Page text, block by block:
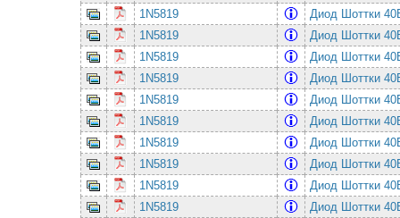
1N5819
Диод Шоттки
1N5819
Диод Шоттки
1N5819
Диод Шоттки
1N5819
Диод Шоттки
1N5819
Диод Шоттки
1N5819
Диод Шоттки
1N5819
Диод Шоттки
1N5819
Диод Шоттки
1N5819
Диод Шоттки
1N5819
Диод Шоттки